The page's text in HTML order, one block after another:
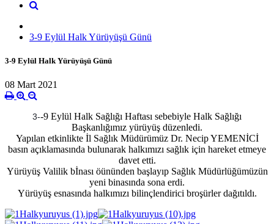
3-9 Eylül Halk Yürüyüşü Günü
3-9 Eylül Halk Yürüyüşü Günü
08 Mart 2021
3--9 Eylül Halk Sağlığı Haftası sebebiyle Halk Sağlığı
Başkanlığımız yürüyüş düzenledi.
Yapılan etkinlikte İl Sağlık Müdürümüz Dr. Necip YEMENİCİ
basın açıklamasında bulunarak halkımızı sağlık için hareket etmeye
davet etti.
Yürüyüş Valilik bİnası öününden başlayıp Sağlık Müdürlüğümüzün
yeni binasında sona erdi.
Yürüyüş esnasında halkımızı bilinçlendirici broşürler dağıtıldı.